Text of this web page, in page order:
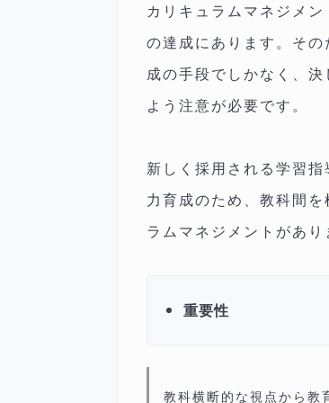
カリキュラムマネジメ
の達成にあります。そ
成の手段でしかなく、
よう注意が必要です。
新しく採用される学習
力育成のため、教科間
ラムマネジメントがあり
重要性
教科横断的な視点から教